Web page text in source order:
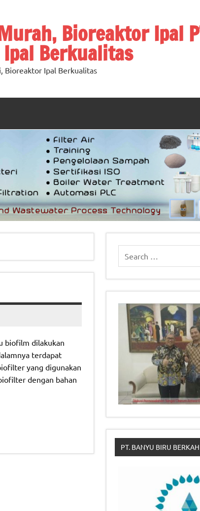
Bioreaktor Ipal
Berkualitas
Bioreaktor Ipal Berkualitas
biofilm dilakukan
terdapat
yang digunakan
dengan bahan
PT. BANYU BIRU